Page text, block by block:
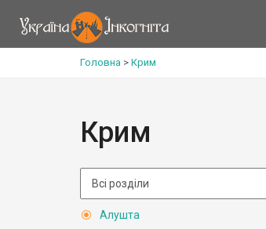
Головна > Крим
Крим
Алушта